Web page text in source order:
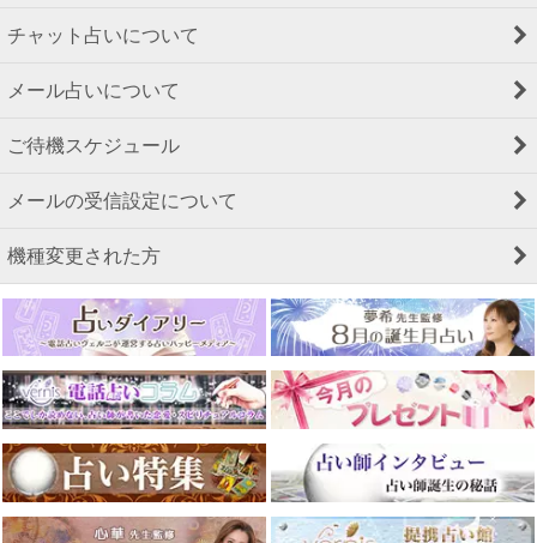
チャット占いについて
メール占いについて
ご待機スケジュール
メールの受信設定について
機種変更された方